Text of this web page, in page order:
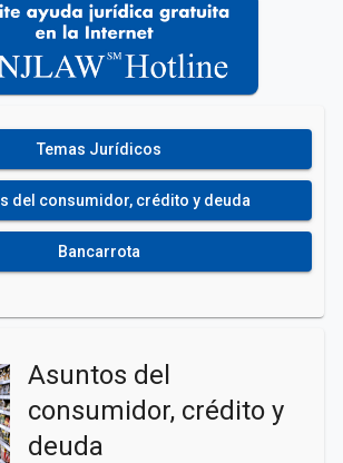
Temas Jurídicos
del consumidor, crédito y deuda
Bancarrota
Asuntos del
consumidor, crédito y
deuda